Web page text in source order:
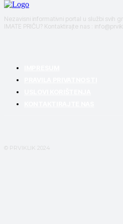
Nezavisni informativni portal u službi svih
IMATE PRIČU? Kontaktirajte nas :
© PRVIKLIK 2024